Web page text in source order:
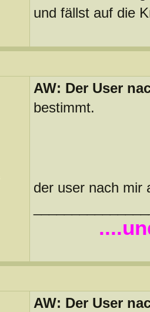
und fällst auf die
AW: Der User
bestimmt.
der user nach mir
AW: Der User